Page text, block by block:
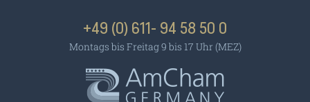
+49 (0) 611- 94 58 50 0
Montags bis Freitag 9 bis 17 Uhr (MEZ)